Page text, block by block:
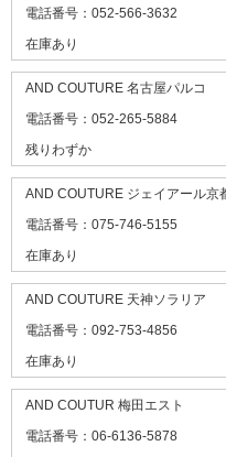
電話番号：052-566-3632
在庫あり
AND COUTURE 名古屋パルコ
電話番号：052-265-5884
残りわずか
AND COUTURE ジェイアール京
電話番号：075-746-5155
在庫あり
AND COUTURE 天神ソラリア
電話番号：092-753-4856
在庫あり
AND COUTUR 梅田エスト
電話番号：06-6136-5878